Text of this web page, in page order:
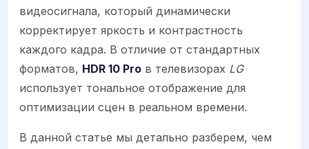
видеосигнала, который динамически
корректирует яркость и контрастность
каждого кадра. В отличие от стандартных
форматов, HDR 10 Pro в телевизорах LG
использует тональное отображение для
оптимизации сцен в реальном времени.
В данной статье мы детально разберем, чем